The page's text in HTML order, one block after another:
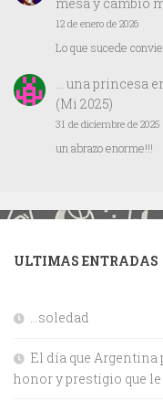
12 de enero de 2026
Lo que sucede
… una princesa
(Mi 2025)
31 de diciembre de 2025
un abrazo enorme!!!
ULTIMAS ENTRADAS
…soledad
El día que
honor y prestigio que le